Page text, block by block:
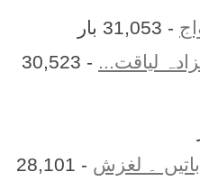
- 31,053 بار
لیاقت...
- 30,523
۔ لغزش
- 28,101